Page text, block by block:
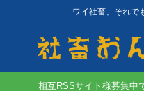
ワイ社畜、それで
相互RSSサイト様募集中